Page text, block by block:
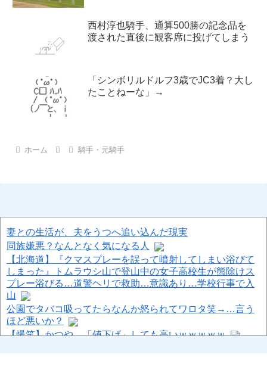
西村淳也騎手、通算500勝の記念品を
渡された直後に観客席に投げてしまう
「シンボリルドルフ3歳でJC3着？大し
たことねーな」→
ホーム 騎手・元騎手
妻との生活が、夫をうつへ追い込んだ現実
同族嫌悪？なんとなく気になる人
【北海道】『クマスプレーを誤って噴射してしまい浴びて
しまった』トムラウシ山で登山中の女子高校生が熊除けス
プレー浴びる…道警ヘリで救助…意識あり…学校行事で入
山
公園でタバコ吸ってたらなんか怒られてワロタ笑→…言う
ほど悪いか？
【爆笑】かつや、「値下げ」しても高いｗｗｗｗｗ